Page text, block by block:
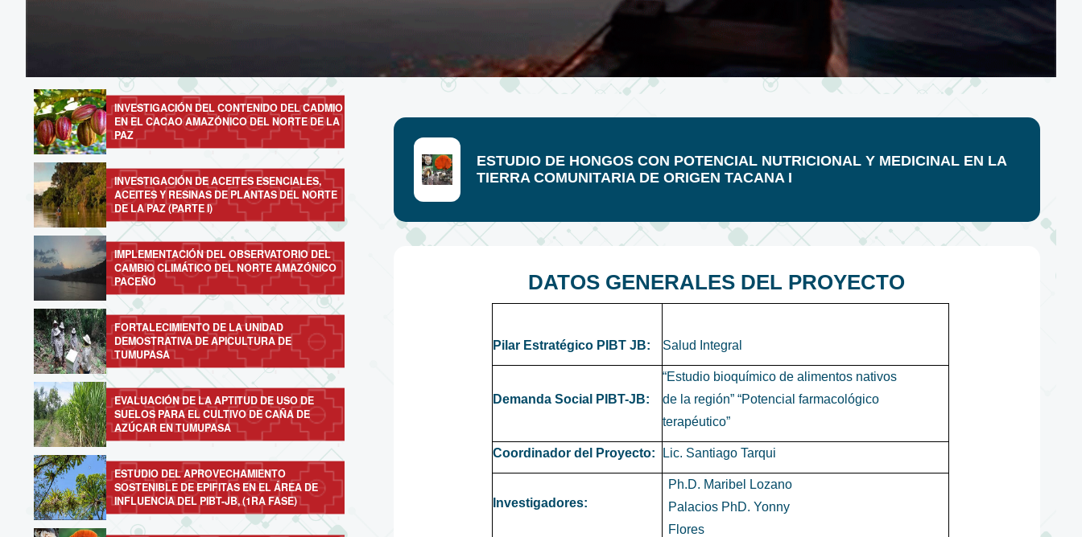
INVESTIGACIÓN DEL CONTENIDO DEL CADMIO
EN EL CACAO AMAZÓNICO DEL NORTE DE LA
PAZ
INVESTIGACIÓN DE ACEITES ESENCIALES,
ACEITES Y RESINAS DE PLANTAS DEL NORTE
DE LA PAZ (PARTE I)
IMPLEMENTACIÓN DEL OBSERVATORIO DEL
CAMBIO CLIMÁTICO DEL NORTE AMAZÓNICO
PACEÑO
FORTALECIMIENTO DE LA UNIDAD
DEMOSTRATIVA DE APICULTURA DE
TUMUPASA
EVALUACIÓN DE LA APTITUD DE USO DE
SUELOS PARA EL CULTIVO DE CAÑA DE
AZÚCAR EN TUMUPASA
ESTUDIO DEL APROVECHAMIENTO
SOSTENIBLE DE EPIFITAS EN EL ÁREA DE
INFLUENCIA DEL PIBT-JB, (1RA FASE)
ESTUDIO DE HONGOS CON POTENCIAL NUTRICIONAL Y MEDICINAL EN LA
TIERRA COMUNITARIA DE ORIGEN TACANA I
DATOS GENERALES DEL PROYECTO
Pilar Estratégico PIBT JB: Salud Integral
Demanda Social PIBT-JB:
“Estudio bioquímico de alimentos nativos
de la región” “Potencial farmacológico
terapéutico”
Coordinador del Proyecto: Lic. Santiago Tarqui
Investigadores:
Ph.D. Maribel Lozano
Palacios PhD. Yonny
Flores